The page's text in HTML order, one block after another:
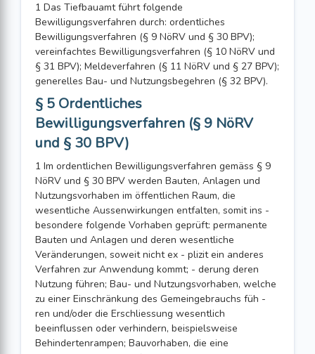
1 Das Tiefbauamt führt folgende
Bewilligungsverfahren durch: ordentliches
Bewilligungsverfahren (§ 9 NöRV und § 30 BPV);
vereinfachtes Bewilligungsverfahren (§ 10 NöRV und
§ 31 BPV); Meldeverfahren (§ 11 NöRV und § 27 BPV);
generelles Bau- und Nutzungsbegehren (§ 32 BPV).
§ 5 Ordentliches
Bewilligungsverfahren (§ 9 NöRV
und § 30 BPV)
1 Im ordentlichen Bewilligungsverfahren gemäss § 9
NöRV und § 30 BPV werden Bauten, Anlagen und
Nutzungsvorhaben im öffentlichen Raum, die
wesentliche Aussenwirkungen entfalten, somit ins -
besondere folgende Vorhaben geprüft: permanente
Bauten und Anlagen und deren wesentliche
Veränderungen, soweit nicht ex - plizit ein anderes
Verfahren zur Anwendung kommt; - derung deren
Nutzung führen; Bau- und Nutzungsvorhaben, welche
zu einer Einschränkung des Gemeingebrauchs füh -
ren und/oder die Erschliessung wesentlich
beeinflussen oder verhindern, beispielsweise
Behindertenrampen; Bauvorhaben, die eine